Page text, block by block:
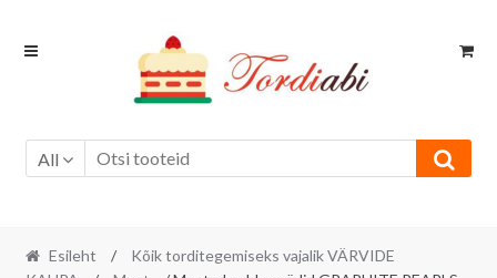
Skip
Skip
All
Esileht /
Kõik torditegemiseks vajalik VÄRVIDE